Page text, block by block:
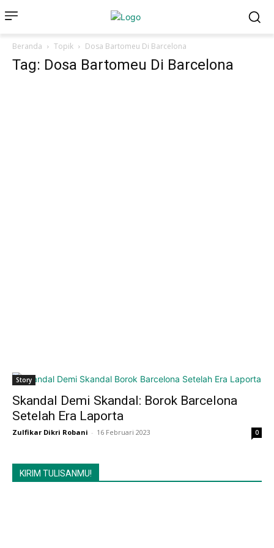
Beranda Topik Dosa Bartomeu Di Barcelona
Tag: Dosa Bartomeu Di Barcelona
Story
Skandal Demi Skandal: Borok Barcelona
Setelah Era Laporta
Zulfikar Dikri Robani - 16 Februari 2023 0
KIRIM TULISANMU!